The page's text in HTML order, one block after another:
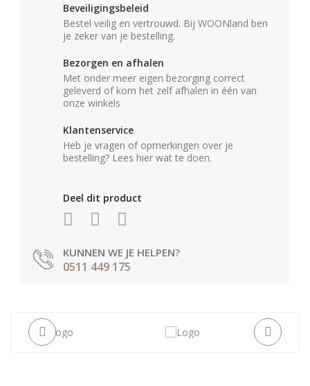
Beveiligingsbeleid
Bestel veilig en vertrouwd. Bij WOONland ben
je zeker van je bestelling.
Bezorgen en afhalen
Met onder meer eigen bezorging correct
geleverd of kom het zelf afhalen in één van
onze winkels
Klantenservice
Heb je vragen of opmerkingen over je
bestelling? Lees hier wat te doen.
Deel dit product
KUNNEN WE JE HELPEN?
0511 449 175